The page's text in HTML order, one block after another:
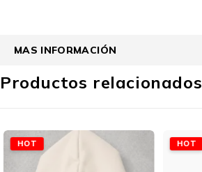
MAS INFORMACIÓN
Productos relacionados
HOT HOT